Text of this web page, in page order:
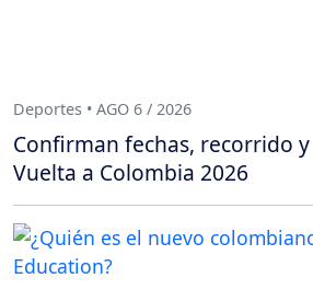
Deportes • AGO 6 / 2026
Confirman fechas, recorrido
Vuelta a Colombia 2026